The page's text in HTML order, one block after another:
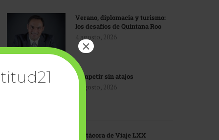
Verano, diplomacia y turismo:
los desafíos de Quintana Roo
4 agosto, 2026
Competir sin atajos
4 agosto, 2026
Bitácora de Viaje LXX
×